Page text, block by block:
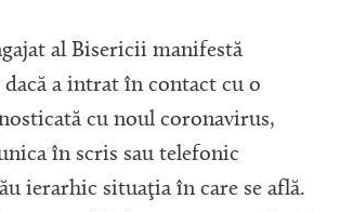
al Bisericii manifestă
a intrat în contact cu o
cu noul coronavirus,
în scris sau telefonic
ierarhic situaţia în care se află.